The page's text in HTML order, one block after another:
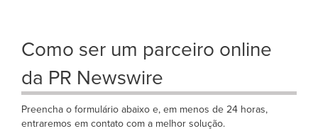
Como ser um parceiro online
da PR Newswire
Preencha o formulário abaixo e, em menos de 24 horas,
entraremos em contato com a melhor solução.